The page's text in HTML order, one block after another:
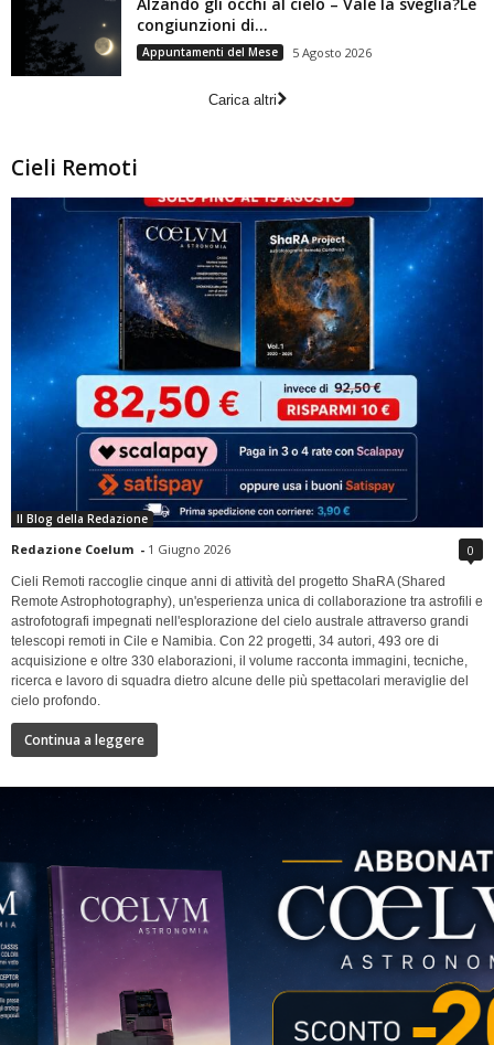
congiunzioni di...
Appuntamenti del Mese 5 Agosto 2026
Carica altri
Cieli Remoti
Il Blog della Redazione
Redazione Coelum - 1 Giugno 2026 0
Cieli Remoti raccoglie cinque anni di attività del progetto ShaRA (Shared
Remote Astrophotography), un'esperienza unica di collaborazione tra astrofili e
astrofotografi impegnati nell'esplorazione del cielo australe attraverso grandi
telescopi remoti in Cile e Namibia. Con 22 progetti, 34 autori, 493 ore di
acquisizione e oltre 330 elaborazioni, il volume racconta immagini, tecniche,
ricerca e lavoro di squadra dietro alcune delle più spettacolari meraviglie del
cielo profondo.
Continua a leggere